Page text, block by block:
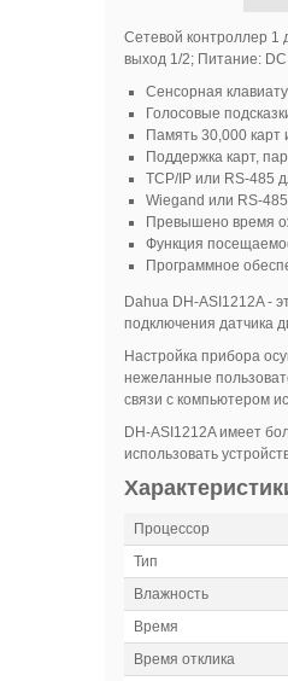
Сетевой контроллер 1
выход 1/2; Питание:
Сенсорная
Голосовые
Память 30,000 карт
Поддержка карт,
TCP/IP или RS-485
Wiegand или RS-
Превышено время
Функция
Программное
Dahua DH-ASI1212A -
подключения датчика
Настройка прибора
нежеланные
связи с компьютером
DH-ASI1212A имеет
использовать
Процессор
Тип
Влажность
Время
Время отклика